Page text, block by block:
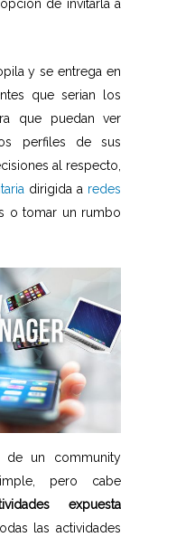
de invitarla a
y se entrega en
que serian los
que puedan ver
perfiles de sus
al respecto,
dirigida a redes
o tomar un rumbo
un community
pero cabe
expuesta
las actividades